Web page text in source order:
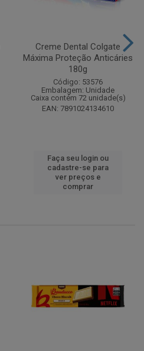
Creme Dental Colgate
Máxima Proteção Anticáries
180g
Código: 53576
Embalagem: Unidade
Caixa contém 72 unidade(s)
EAN: 7891024134610
Faça seu login ou
cadastre-se para
ver preços e
comprar